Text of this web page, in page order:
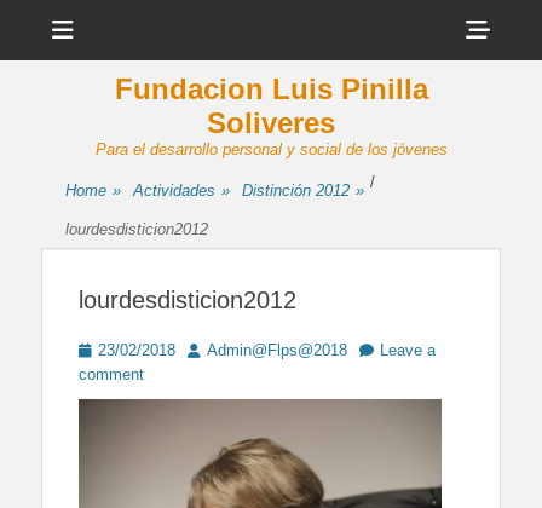
Fundacion Luis Pinilla
Soliveres
Para el desarrollo personal y social de los jóvenes
Home » Actividades » /
Distinción 2012 »
lourdesdisticion2012
lourdesdisticion2012
Posted
on
23/02/2018 Author
Admin@Flps@2018
Leave a
comment